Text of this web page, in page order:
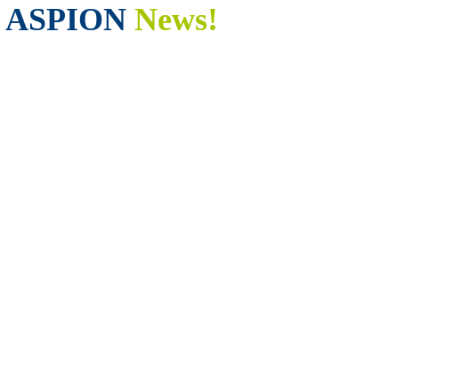
ASPION News!